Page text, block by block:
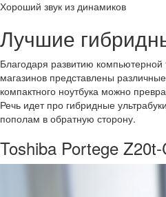
Хороший звук из динамиков
Лучшие
Благодаря развитию компьютерной
магазинов представлены
компактного ноутбука можно
Речь идет про гибридные
пополам в обратную сторону.
Toshiba Portege